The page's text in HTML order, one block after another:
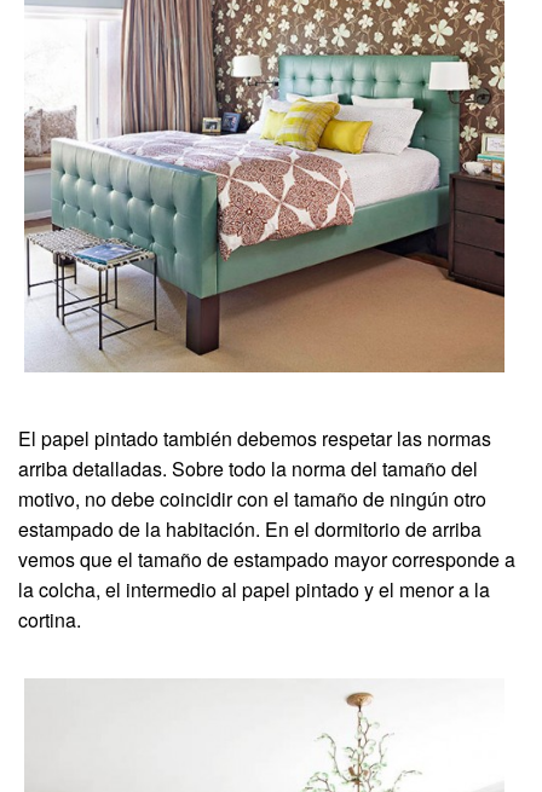
El papel pintado también debemos respetar las normas
arriba detalladas. Sobre todo la norma del tamaño del
motivo, no debe coincidir con el tamaño de ningún otro
estampado de la habitación. En el dormitorio de arriba
vemos que el tamaño de estampado mayor corresponde a
la colcha, el intermedio al papel pintado y el menor a la
cortina.